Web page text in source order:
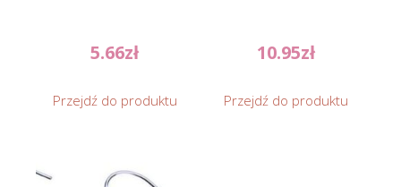
5.66zł
Przejdź do produktu
10.95zł
Przejdź do produktu